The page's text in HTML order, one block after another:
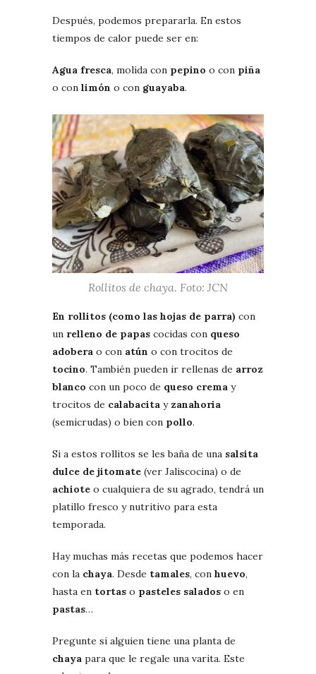
Después, podemos prepararla. En estos
tiempos de calor puede ser en:
Agua fresca, molida con pepino o con piña
o con limón o con guayaba.
Rollitos de chaya. Foto: JCN
En rollitos (como las hojas de parra) con
un relleno de papas cocidas con queso
adobera o con atún o con trocitos de
tocino. También pueden ir rellenas de arroz
blanco con un poco de queso crema y
trocitos de calabacita y zanahoria
(semicrudas) o bien con pollo.
Si a estos rollitos se les baña de una salsita
dulce de jitomate (ver Jaliscocina) o de
achiote o cualquiera de su agrado, tendrá un
platillo fresco y nutritivo para esta
temporada.
Hay muchas más recetas que podemos hacer
con la chaya. Desde tamales, con huevo,
hasta en tortas o pasteles salados o en
pastas…
Pregunte si alguien tiene una planta de
chaya para que le regale una varita. Este